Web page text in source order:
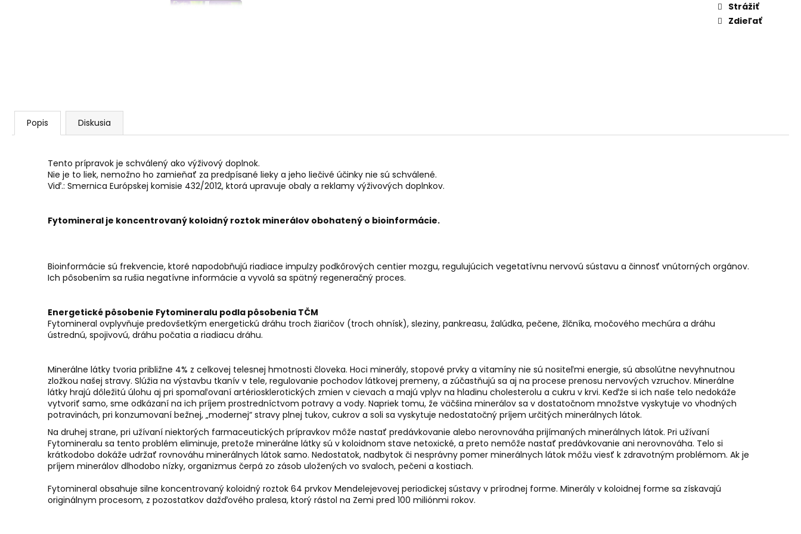
Strážiť
Zdieľať
Popis Diskusia
Tento prípravok je schválený ako výživový doplnok.
Nie je to liek, nemožno ho zamieňať za predpísané lieky a jeho liečivé účinky nie sú schválené.
Viď.: Smernica Európskej komisie 432/2012, ktorá upravuje obaly a reklamy výživových doplnkov.
Fytomineral je koncentrovaný koloidný roztok minerálov obohatený o bioinformácie.
Bioinformácie sú frekvencie, ktoré napodobňujú riadiace impulzy podkôrových centier mozgu, regulujúcich vegetatívnu nervovú sústavu a činnosť vnútorných orgánov.
Ich pôsobením sa rušia negatívne informácie a vyvolá sa spätný regeneračný proces.
Energetické pôsobenie Fytomineralu podla pôsobenia TČM
Fytomineral ovplyvňuje predovšetkým energetickú dráhu troch žiaričov (troch ohnísk), sleziny, pankreasu, žalúdka, pečene, žlčníka, močového mechúra a dráhu
ústrednú, spojivovú, dráhu počatia a riadiacu dráhu.
Minerálne látky tvoria približne 4% z celkovej telesnej hmotnosti človeka. Hoci minerály, stopové prvky a vitamíny nie sú nositeľmi energie, sú absolútne nevyhnutnou
zložkou našej stravy. Slúžia na výstavbu tkanív v tele, regulovanie pochodov látkovej premeny, a zúčastňujú sa aj na procese prenosu nervových vzruchov. Minerálne
látky hrajú dôležitú úlohu aj pri spomaľovaní artériosklerotických zmien v cievach a majú vplyv na hladinu cholesterolu a cukru v krvi. Keďže si ich naše telo nedokáže
vytvoriť samo, sme odkázaní na ich príjem prostredníctvom potravy a vody. Napriek tomu, že väčšina minerálov sa v dostatočnom množstve vyskytuje vo vhodných
potravinách, pri konzumovaní bežnej, „modernej“ stravy plnej tukov, cukrov a soli sa vyskytuje nedostatočný príjem určitých minerálnych látok.
Na druhej strane, pri užívaní niektorých farmaceutických prípravkov môže nastať predávkovanie alebo nerovnováha prijímaných minerálnych látok. Pri užívaní
Fytomineralu sa tento problém eliminuje, pretože minerálne látky sú v koloidnom stave netoxické, a preto nemôže nastať predávkovanie ani nerovnováha. Telo si
krátkodobo dokáže udržať rovnováhu minerálnych látok samo. Nedostatok, nadbytok či nesprávny pomer minerálnych látok môžu viesť k zdravotným problémom. Ak je
príjem minerálov dlhodobo nízky, organizmus čerpá zo zásob uložených vo svaloch, pečeni a kostiach.
Fytomineral obsahuje silne koncentrovaný koloidný roztok 64 prvkov Mendelejevovej periodickej sústavy v prírodnej forme. Minerály v koloidnej forme sa získavajú
originálnym procesom, z pozostatkov dažďového pralesa, ktorý rástol na Zemi pred 100 miliónmi rokov.